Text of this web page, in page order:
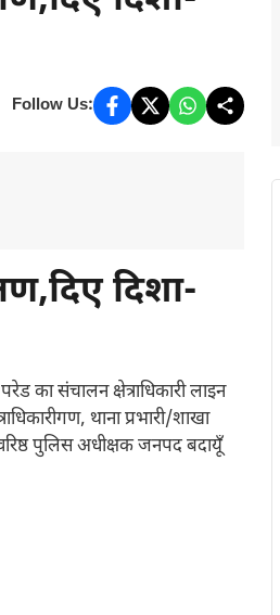
Follow Us:
दिशा-
का संचालन क्षेत्राधिकारी लाइन
थाना प्रभारी/शाखा
पुलिस अधीक्षक जनपद बदायूँ